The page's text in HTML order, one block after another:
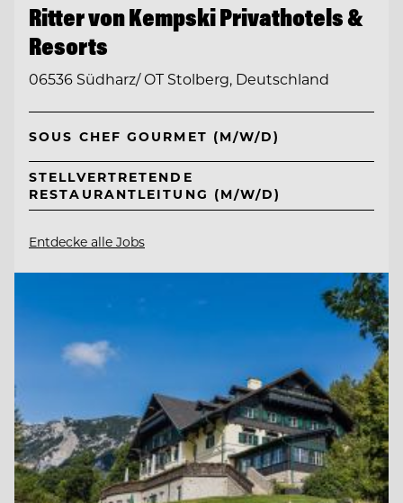
Ritter von Kempski Privathotels &
Resorts
06536 Südharz/ OT Stolberg, Deutschland
SOUS CHEF GOURMET (M/W/D)
STELLVERTRETENDE
RESTAURANTLEITUNG (M/W/D)
Entdecke alle Jobs